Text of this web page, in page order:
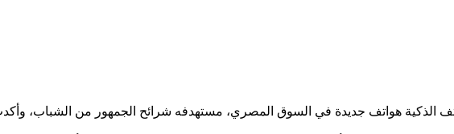
الذكية هواتف جديدة في السوق المصري، مستهدفه شرائح الجمهور من الشباب،